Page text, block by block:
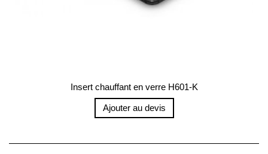
Insert chauffant en verre H601-K
Ajouter au devis